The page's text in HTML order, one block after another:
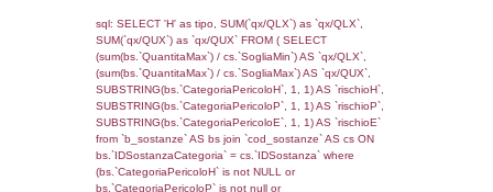
sql: SELECT f_territori_limitrofi.Distanza,
f_territori_limitrofi.Direzione,
f_territori_limitrofi.Denominazione,
rofi.DescAltro FROM f_territori_limitrofi
cod_territori_tipologia ON
(f_territori_limitrofi.IDTipologiaTerritorio =